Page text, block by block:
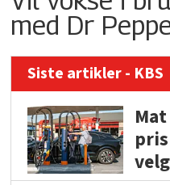
med Dr
Siste artikler - KBS